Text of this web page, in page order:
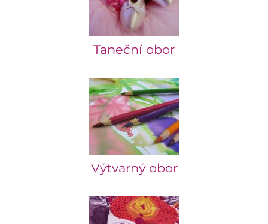
Taneční obor
Výtvarný obor